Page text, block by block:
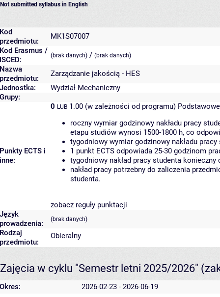
Not submitted syllabus in English
Kod
przedmiotu:
MK1S07007
Kod Erasmus /
ISCED:
(brak danych) / (brak danych)
Nazwa
przedmiotu:
Zarządzanie jakością - HES
Jednostka:
Wydział Mechaniczny
Grupy:
Punkty ECTS i
inne:
0 LUB 1.00 (w zależności od programu)
roczny wymiar godzinowy nakładu pracy
etapu studiów wynosi 1500-1800 h, co
tygodniowy wymiar godzinowy nakładu
1 punkt ECTS odpowiada 25-30 godzinom
tygodniowy nakład pracy studenta
nakład pracy potrzebny do zaliczenia
studenta.
zobacz reguły punktacji
Język
prowadzenia:
(brak danych)
Rodzaj
przedmiotu:
Obieralny
Zajęcia w cyklu "Semestr letni 2025/2026"
Okres:
2026-02-23 - 2026-06-19